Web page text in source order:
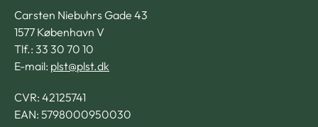
Carsten Niebuhrs Gade 43
1577 København V
Tlf.: 33 30 70 10
E-mail: plst@plst.dk
CVR: 42125741
EAN: 5798000950030